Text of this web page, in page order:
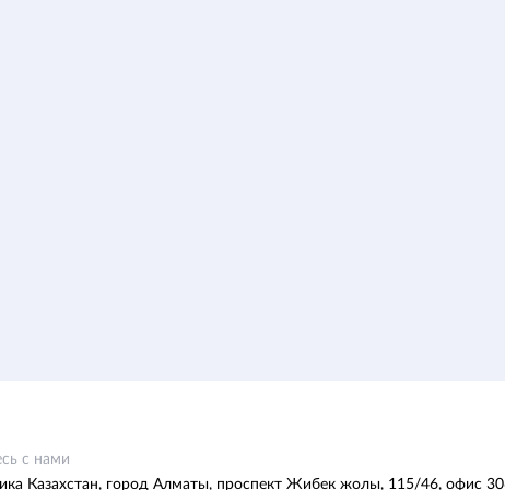
с нами
Казахстан, город Алматы, проспект Жибек жолы, 115/46, офис